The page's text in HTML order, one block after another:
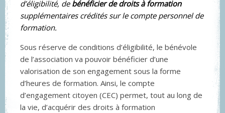
d’éligibilité, de bénéficier de droits à formation
supplémentaires crédités sur le compte personnel de
formation.
Sous réserve de conditions d’éligibilité, le bénévole
de l’association va pouvoir bénéficier d’une
valorisation de son engagement sous la forme
d’heures de formation. Ainsi, le compte
d’engagement citoyen (CEC) permet, tout au long de
la vie, d’acquérir des droits à formation